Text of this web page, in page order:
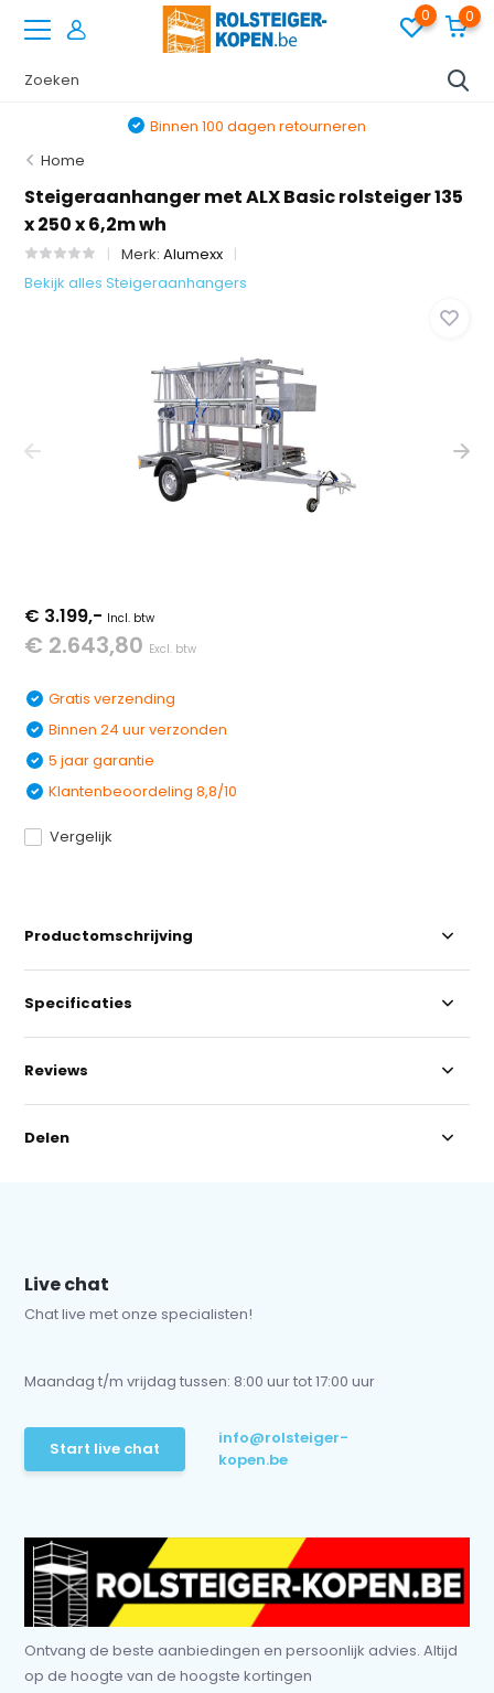
0 0
Binnen 100 dagen retourneren
Home
Steigeraanhanger met ALX Basic rolsteiger 135
x 250 x 6,2m wh
Merk:Alumexx
Bekijk alles Steigeraanhangers
€ 3.199,- Incl. btw
€ 2.643,80 Excl. btw
Gratis verzending
Binnen 24 uur verzonden
5 jaar garantie
Klantenbeoordeling 8,8/10
Vergelijk
Productomschrijving
Specificaties
Reviews
Delen
Live chat
Chat live met onze specialisten!
Maandag t/m vrijdag tussen: 8:00 uur tot 17:00 uur
Start live chat
info@rolsteiger-
kopen.be
Ontvang de beste aanbiedingen en persoonlijk advies. Altijd
op de hoogte van de hoogste kortingen